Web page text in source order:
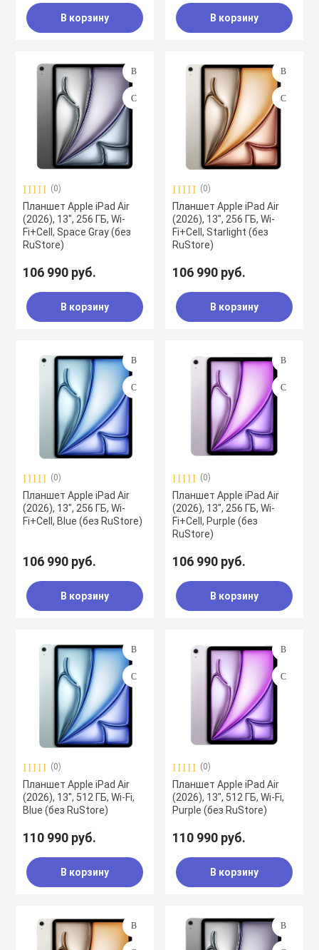
В корзину В корзину
(0)
Планшет Apple iPad Air
(2026), 13", 256 ГБ, Wi-
Fi+Cell, Space Gray (без
RuStore)
106 990 руб.
В корзину
(0)
Планшет Apple iPad Air
(2026), 13", 256 ГБ, Wi-
Fi+Cell, Starlight (без
RuStore)
106 990 руб.
В корзину
(0)
Планшет Apple iPad Air
(2026), 13", 256 ГБ, Wi-
Fi+Cell, Blue (без RuStore)
106 990 руб.
В корзину
(0)
Планшет Apple iPad Air
(2026), 13", 256 ГБ, Wi-
Fi+Cell, Purple (без
RuStore)
106 990 руб.
В корзину
(0)
Планшет Apple iPad Air
(2026), 13", 512 ГБ, Wi-Fi,
Blue (без RuStore)
110 990 руб.
В корзину
(0)
Планшет Apple iPad Air
(2026), 13", 512 ГБ, Wi-Fi,
Purple (без RuStore)
110 990 руб.
В корзину